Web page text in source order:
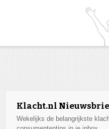
Klacht.nl
Wekelijks de belangrijkste